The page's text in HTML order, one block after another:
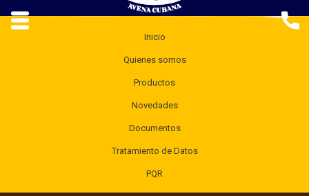
Inicio
Quienes somos
Productos
Novedades
Documentos
Tratamiento de Datos
PQR